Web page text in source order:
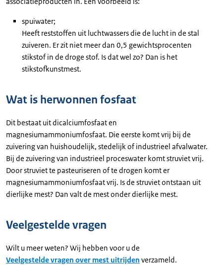
spuiwater;
Heeft reststoffen uit luchtwassers die de lucht in de stal
zuiveren. Er zit niet meer dan 0,5 gewichtsprocenten
stikstof in de droge stof. Is dat wel zo? Dan is het
stikstofkunstmest.
Wat is herwonnen fosfaat
Dit bestaat uit dicalciumfosfaat en
magnesiumammoniumfosfaat. Die eerste komt vrij bij de
zuivering van huishoudelijk, stedelijk of industrieel afvalwater.
Bij de zuivering van industrieel proceswater komt struviet vrij.
Door struviet te pasteuriseren of te drogen komt er
magnesiumammoniumfosfaat vrij. Is de struviet ontstaan uit
dierlijke mest? Dan valt de mest onder dierlijke mest.
Veelgestelde vragen
Wilt u meer weten? Wij hebben voor u de
Veelgestelde vragen over mest uitrijden verzameld.